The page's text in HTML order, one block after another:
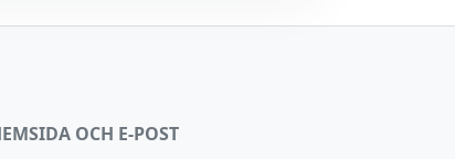
OCH E-POST